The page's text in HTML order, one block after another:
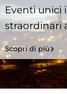
Eventi unici
straordinari
Scopri di più